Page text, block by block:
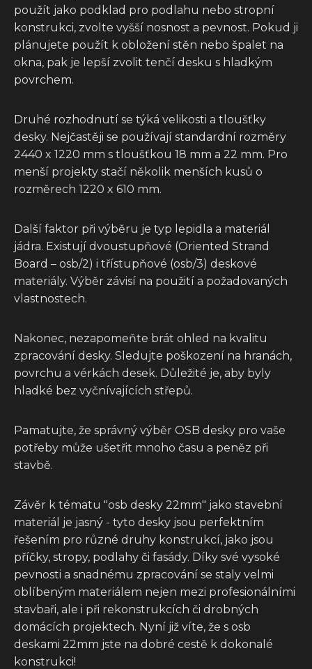
použít jako podklad pro podlahu nebo stropní
konstrukci, zvolte vyšší nosnost a pevnost. Pokud ji
plánujete použít k obložení stěn nebo špalet na
okna, pak je lepší zvolit tenčí desku s hladkým
povrchem.
Druhé rozhodnutí se týká velikosti a tloušťky
desky. Nejčastěji se používají standardní rozměry
2440 x 1220 mm s tloušťkou 18 mm a 22 mm. Pro
menší projekty stačí několik menších kusů o
rozměrech 1220 x 610 mm.
Další faktor při výběru je typ lepidla a materiál
jádra. Existují dvoustupňové (Oriented Strand
Board – osb/2) i třístupňové (osb/3) deskové
materiály. Výběr závisí na použití a požadovaných
vlastnostech.
Nakonec, nezapomeňte brát ohled na kvalitu
zpracování desky. Sledujte poškození na hranách,
povrchu a vérkách desek. Důležité je, aby byly
hladké bez vyčnívajících střepů.
Pamatujte, že správný výběr OSB desky pro vaše
potřeby může ušetřit mnoho času a peněz při
stavbě.
Závěr k tématu "osb desky 22mm" jako stavební
materiál je jasný - tyto desky jsou perfektním
řešením pro různé druhy konstrukcí, jako jsou
příčky, stropy, podlahy či fasády. Díky své vysoké
pevnosti a snadnému zpracování se staly velmi
oblíbeným materiálem nejen mezi profesionálními
stavbaři, ale i při rekonstrukcích či drobných
domácích projektech. Nyní již víte, že s osb
deskami 22mm jste na dobré cestě k dokonalé
konstrukci!